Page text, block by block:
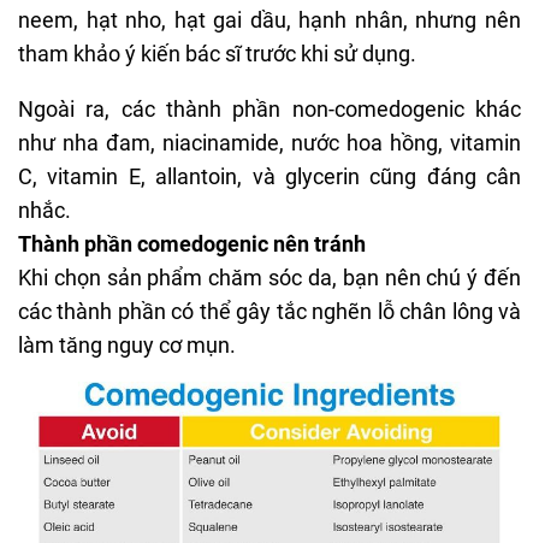
neem, hạt nho, hạt gai dầu, hạnh nhân, nhưng nên
tham khảo ý kiến bác sĩ trước khi sử dụng.
Ngoài ra, các thành phần non-comedogenic khác
như nha đam, niacinamide, nước hoa hồng, vitamin
C, vitamin E, allantoin, và glycerin cũng đáng cân
nhắc.
Thành phần comedogenic nên tránh
Khi chọn sản phẩm chăm sóc da, bạn nên chú ý đến
các thành phần có thể gây tắc nghẽn lỗ chân lông và
làm tăng nguy cơ mụn.